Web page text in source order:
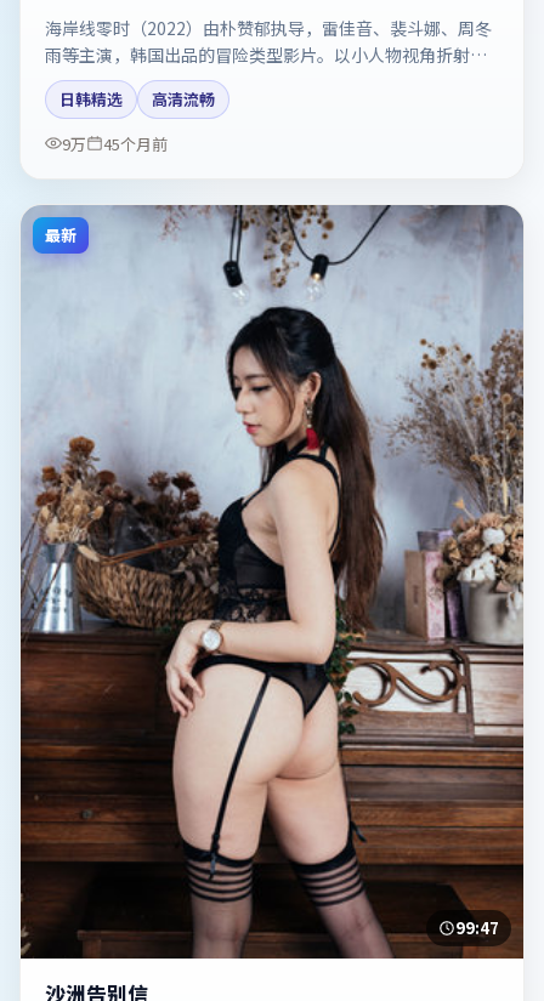
海岸线零时（2022）由朴赞郁执导，雷佳音、裴斗娜、周冬
雨等主演，韩国出品的冒险类型影片。以小人物视角折射时
代切片。剧情简介与主创信息可供检索参考，上映日期以片
方资料为准。
日韩精选
高清流畅
9万
45个月前
最新
99:47
沙洲告别信